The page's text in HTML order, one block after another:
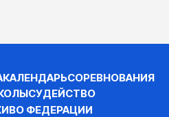
КАЛЕНДАРЬСОРЕВНОВАНИЯ
СУДЕЙСТВО
О ФЕДЕРАЦИИ